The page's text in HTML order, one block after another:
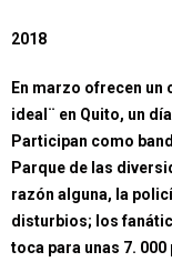
2018
En marzo ofrecen un
ideal¨ en Quito, un
Participan como
Parque de las
razón alguna, la
disturbios; los
toca para unas 7. 000